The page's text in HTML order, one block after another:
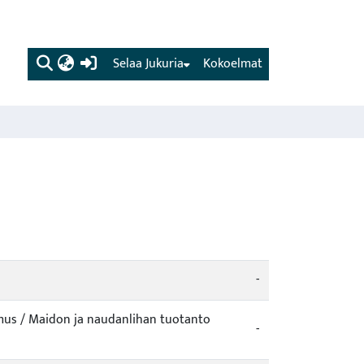
(current) Kokoelmat
Selaa Jukuria
-
/ Maidon ja naudanlihan tuotanto
-